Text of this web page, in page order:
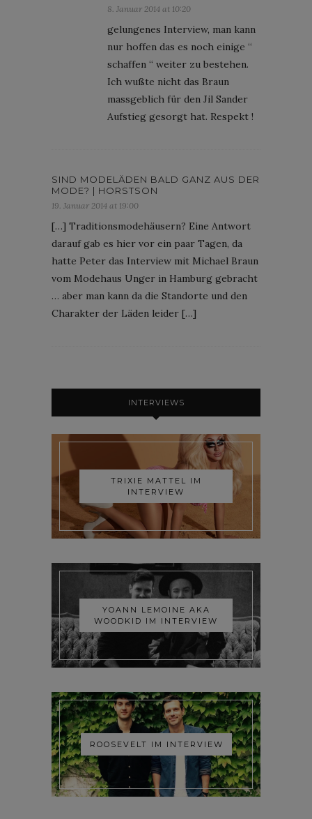
8. Januar 2014 at 10:20
gelungenes Interview, man kann
nur hoffen das es noch einige “
schaffen “ weiter zu bestehen.
Ich wußte nicht das Braun
massgeblich für den Jil Sander
Aufstieg gesorgt hat. Respekt !
SIND MODELÄDEN BALD GANZ AUS DER
MODE? | HORSTSON
19. Januar 2014 at 19:00
[…] Traditionsmodehäusern? Eine Antwort
darauf gab es hier vor ein paar Tagen, da
hatte Peter das Interview mit Michael Braun
vom Modehaus Unger in Hamburg gebracht
… aber man kann da die Standorte und den
Charakter der Läden leider […]
INTERVIEWS
TRIXIE MATTEL IM
INTERVIEW
YOANN LEMOINE AKA
WOODKID IM INTERVIEW
ROOSEVELT IM INTERVIEW